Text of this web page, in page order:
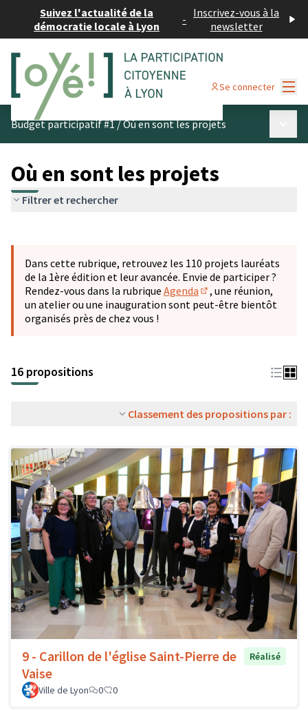
Suivez l'actualité de la
démocratie locale à Lyon
- Inscrivez-vous à la
newsletter
Se connecter
Budget participatif #1/Où en sont les projets
Où en sont les projets
Filtrer et rechercher
−
Dans cette rubrique, retrouvez les 110 projets lauréats
de la 1ère édition et leur avancée. Envie de participer ?
Rendez-vous dans la rubrique Agenda
(S'ouvre dans un
, une réunion,
un atelier ou une inauguration sont peut-être bientôt
organisés près de chez vous !
16 propositions
Classement des propositions par :
9 - Carillon de l'église Saint-Pierre de
Vaise
Réalisé
Ville de Lyon 0 0